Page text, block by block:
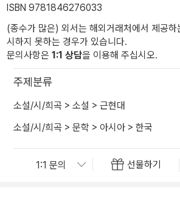
ISBN 9781846276033
(종수가 많은) 외서는 해외거래처에서 제공
시하지 못하는 경우가 있습니다.
문의사항은 1:1 상담을 이용해 주십시오.
주제분류
소설/시/희곡 > 소설 > 근현대
소설/시/희곡 > 문학 > 아시아 > 한국
선물하기